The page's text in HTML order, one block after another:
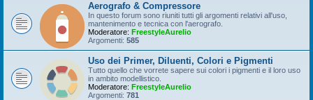
Aerografo & Compressore
In questo forum sono riuniti tutti gli argomenti relativi all'uso,
mantenimento e tecnica con l'aerografo.
Moderatore: FreestyleAurelio
Argomenti: 585
Uso dei Primer, Diluenti, Colori e Pigmenti
Tutto quello che vorrete sapere sui colori i pigmenti e il loro uso
in ambito modellistico.
Moderatore: FreestyleAurelio
Argomenti: 781